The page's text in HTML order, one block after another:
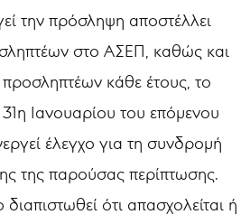
την πρόσληψη αποστέλλει
στο ΑΣΕΠ, καθώς και
κάθε έτους, το
Ιανουαρίου του επόμενου
έλεγχο για τη συνδρομή
της παρούσας περίπτωσης.
ότι απασχολείται ή